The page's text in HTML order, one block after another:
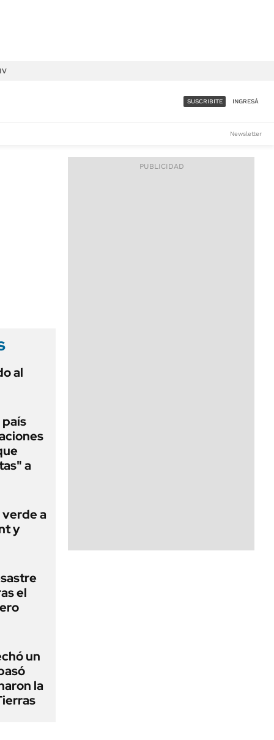
ACCESO FULL - $1.800/MES
SUSCRIBITE INGRESÁ
Newsletter
al
a
verde a
y
el
un
la